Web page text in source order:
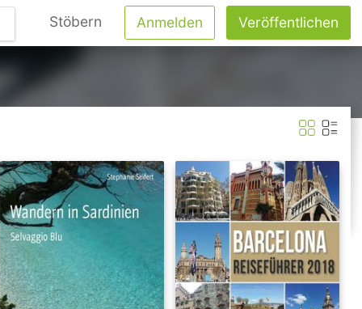
Stöbern Anmelden Veröffentlichen